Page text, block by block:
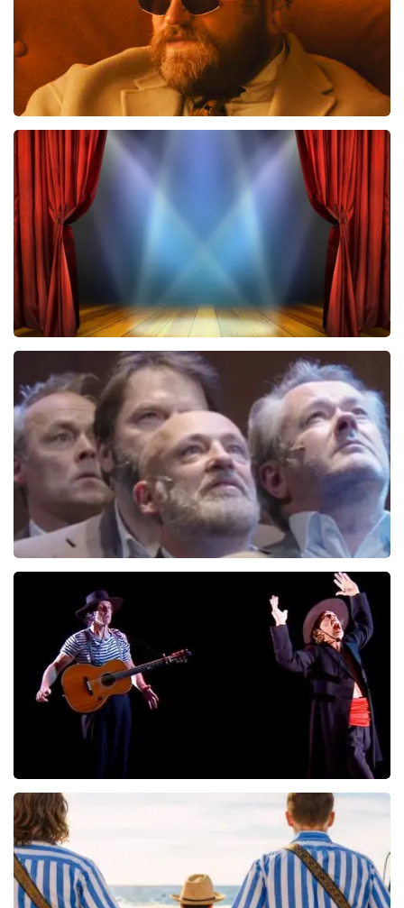
Teddy Swims
425 laatste 30 minuten
BESTEL NU
40 45 De Musical
221laatste 30 minuten
BESTEL NU
136laatste 30 minuten
BESTEL NU
Ashton Brothers
115
BESTEL NU